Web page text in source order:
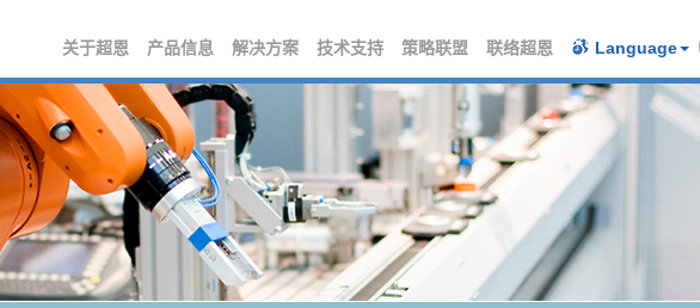
关于超恩 产品信息 解决方案 技术支持 策略联盟 联络超恩 Language